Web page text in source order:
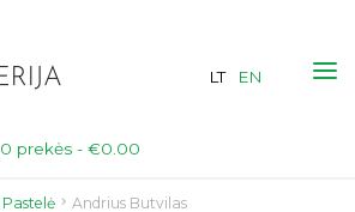
0 prekės - €0.00
LT EN
Pastelė Andrius Butvilas